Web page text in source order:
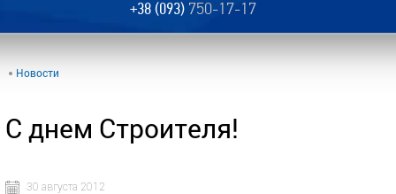
+38 (093) 750-17-17
Новости
С днем Строителя!
30 августа 2012